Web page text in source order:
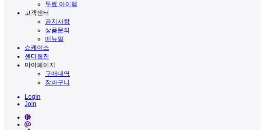
무료 아이템
고객센터
공지사항
상품문의
매뉴얼
쇼케이스
센디웹진
마이페이지
구매내역
장바구니
Login
Join